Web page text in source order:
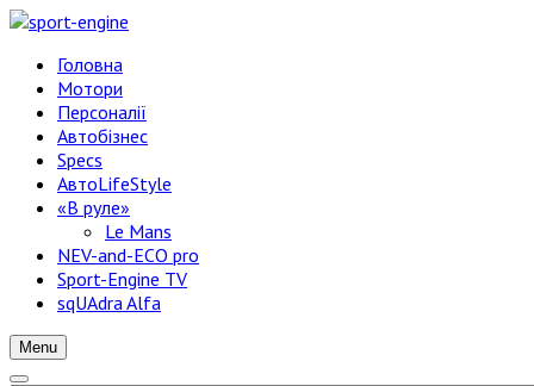
Головна
Мотори
Персоналії
Автобізнес
Specs
АвтоLifeStyle
«В руле»
Le Mans
NEV-and-ECO pro
Sport-Engine TV
sqUAdra Alfa
Menu